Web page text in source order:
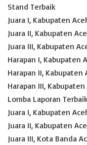
Stand Terbaik
Juara I, Kabupaten
Juara II, Kabupaten
Juara III, Kabupaten
Harapan I, Kabupaten
Harapan II, Kabupaten
Harapan III,
Lomba Laporan
Juara I, Kabupaten
Juara II, Kabupaten
Juara III, Kota Banda